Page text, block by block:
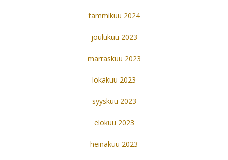
tammikuu 2024
joulukuu 2023
marraskuu 2023
lokakuu 2023
syyskuu 2023
elokuu 2023
heinäkuu 2023